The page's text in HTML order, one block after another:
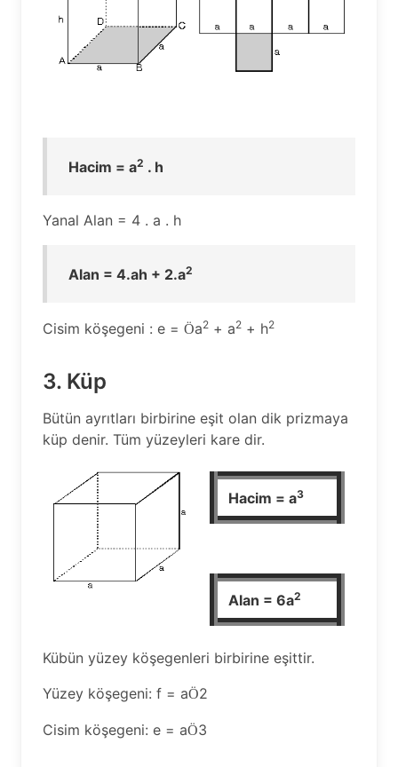
Hacim = a2 . h
Yanal Alan = 4 . a . h
Alan = 4.ah + 2.a2
Cisim köşegeni : e = Öa2 + a2 + h2
3. Küp
Bütün ayrıtları birbirine eşit olan dik prizmaya
küp denir. Tüm yüzeyleri kare dir.
Hacim = a3
Alan = 6a2
Kübün yüzey köşegenleri birbirine eşittir.
Yüzey köşegeni: f = aÖ2
Cisim köşegeni: e = aÖ3